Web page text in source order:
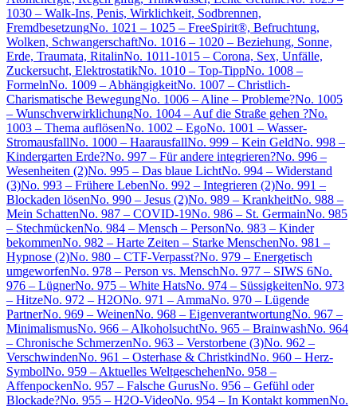
1030 – Walk-Ins, Penis, Wirklichkeit, Sodbrennen,
FremdbesetzungNo. 1021 – 1025 – FreeSpirit®, Befruchtung,
Wolken, SchwangerschaftNo. 1016 – 1020 – Beziehung, Sonne,
Erde, Traumata, RitalinNo. 1011-1015 – Corona, Sex, Unfälle,
Zuckersucht, ElektrostatikNo. 1010 – Top-TippNo. 1008 –
FormelnNo. 1009 – AbhängigkeitNo. 1007 – Christlich-
Charismatische BewegungNo. 1006 – Aline – Probleme?No. 1005
– WunschverwirklichungNo. 1004 – Auf die Straße gehen ?No.
1003 – Thema auflösenNo. 1002 – EgoNo. 1001 – Wasser-
StromausfallNo. 1000 – HaarausfallNo. 999 – Kein GeldNo. 998 –
Kindergarten Erde?No. 997 – Für andere integrieren?No. 996 –
Wesenheiten (2)No. 995 – Das blaue LichtNo. 994 – Widerstand
(3)No. 993 – Frühere LebenNo. 992 – Integrieren (2)No. 991 –
Blockaden lösenNo. 990 – Jesus (2)No. 989 – KrankheitNo. 988 –
Mein SchattenNo. 987 – COVID-19No. 986 – St. GermainNo. 985
– StechmückenNo. 984 – Mensch – PersonNo. 983 – Kinder
bekommenNo. 982 – Harte Zeiten – Starke MenschenNo. 981 –
Hypnose (2)No. 980 – CTF-Verpasst?No. 979 – Energetisch
umgeworfenNo. 978 – Person vs. MenschNo. 977 – SIWS 6No.
976 – LügnerNo. 975 – White HatsNo. 974 – SüssigkeitenNo. 973
– HitzeNo. 972 – H2ONo. 971 – AmmaNo. 970 – Lügende
PartnerNo. 969 – WeinenNo. 968 – EigenverantwortungNo. 967 –
MinimalismusNo. 966 – AlkoholsuchtNo. 965 – BrainwashNo. 964
– Chronische SchmerzenNo. 963 – Verstorbene (3)No. 962 –
VerschwindenNo. 961 – Osterhase & ChristkindNo. 960 – Herz-
SymbolNo. 959 – Aktuelles WeltgeschehenNo. 958 –
AffenpockenNo. 957 – Falsche GurusNo. 956 – Gefühl oder
Blockade?No. 955 – H2O-VideoNo. 954 – In Kontakt kommenNo.